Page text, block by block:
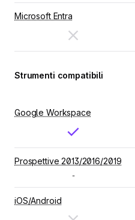
Microsoft Entra
Strumenti compatibili
Google Workspace
Prospettive 2013/2016/2019
-
iOS/Android